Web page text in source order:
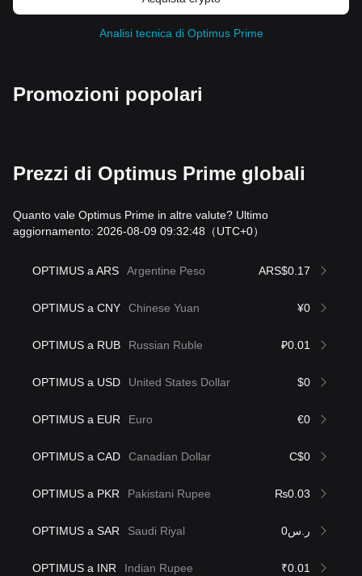
Analisi tecnica di Optimus Prime
Promozioni popolari
Prezzi di Optimus Prime globali
Quanto vale Optimus Prime in altre valute? Ultimo
aggiornamento: 2026-08-09 09:32:48 （UTC+0）
OPTIMUS a ARS Argentine Peso ARS$0.17
OPTIMUS a CNY Chinese Yuan ¥0
OPTIMUS a RUB Russian Ruble ₽0.01
OPTIMUS a USD United States Dollar $0
OPTIMUS a EUR Euro €0
OPTIMUS a CAD Canadian Dollar C$0
OPTIMUS a PKR Pakistani Rupee ₨0.03
OPTIMUS a SAR Saudi Riyal ر.س0
OPTIMUS a INR Indian Rupee ₹0.01